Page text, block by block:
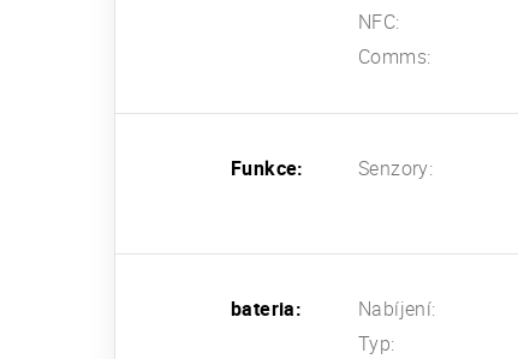
NFC:
Comms:
Funkce: Senzory:
bateria: Nabíjení:
Typ: